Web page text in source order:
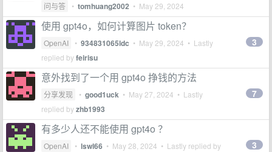
问与答 • tomhuang2002 • May 29, 2024
使用 gpt4o，如何计算图片 token？
OpenAI • 934831065ldc • May 29, 2024 • Lastly
replied byfeirisu
3
意外找到了一个用 gpt4o 挣钱的方法
分享发现 • good1uck • May 27, 2024 • Lastly
replied byzhb1993
7
有多少人还不能使用 gpt4o ？
OpenAI • lswl66 • May 28, 2024 • Lastly replied by 3